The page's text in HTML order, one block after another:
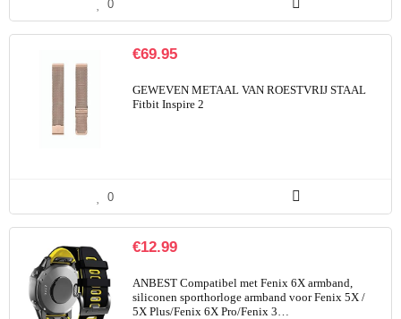
0
€69.95
GEWEVEN METAAL VAN ROESTVRIJ STAAL
Fitbit Inspire 2
0
€12.99
ANBEST Compatibel met Fenix 6X armband,
siliconen sporthorloge armband voor Fenix 5X /
5X Plus/Fenix 6X Pro/Fenix 3…